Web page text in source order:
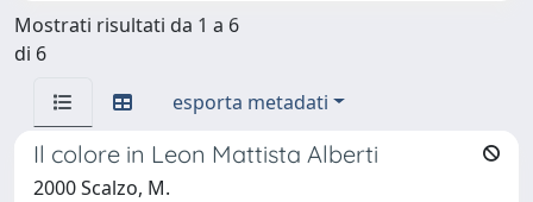
Mostrati risultati da 1 a 6
di 6
esporta metadati
Il colore in Leon Mattista Alberti
2000 Scalzo, M.